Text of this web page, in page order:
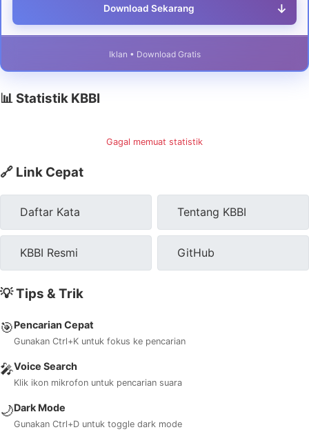
Download Sekarang ↓
Iklan • Download Gratis
📊 Statistik KBBI
Gagal memuat statistik
🔗 Link Cepat
Daftar Kata Tentang KBBI
KBBI Resmi GitHub
💡 Tips & Trik
🎯Pencarian Cepat
Gunakan Ctrl+K untuk fokus ke pencarian
🎤Voice Search
Klik ikon mikrofon untuk pencarian suara
🌙Dark Mode
Gunakan Ctrl+D untuk toggle dark mode